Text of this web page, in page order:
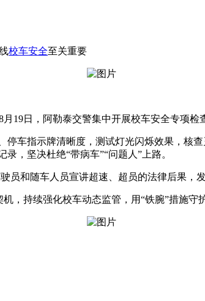
校车安全至关重要
日，阿勒泰交警集中开展校车安全专项检
车指示牌清晰度，测试灯光闪烁效果，核
，坚决杜绝“带病车”“问题人”上路。
和随车人员宣讲超速、超员的法律后果，发
持续强化校车动态监管，用“铁腕”措施守